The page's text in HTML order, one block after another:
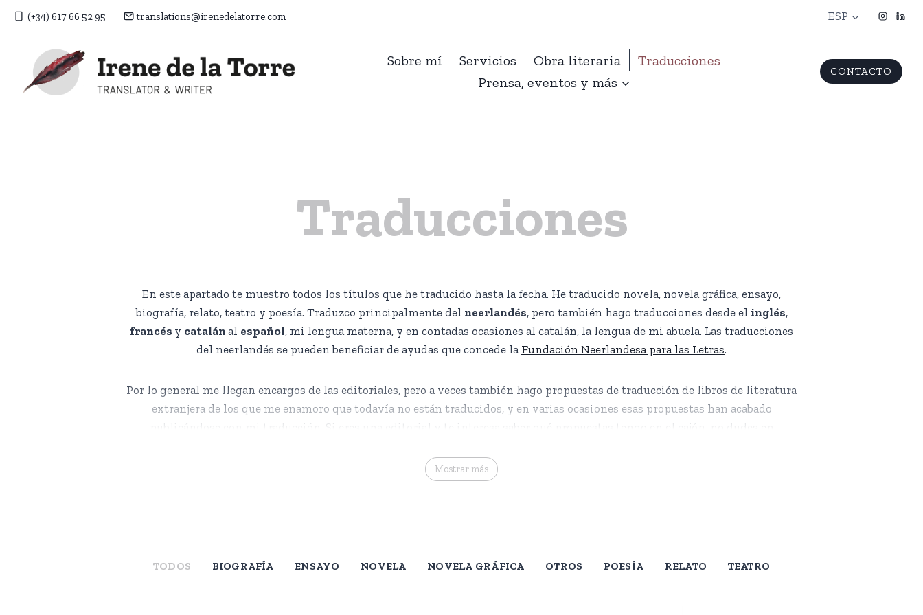
Saltar
(+34) 617 66 52 95 translations@irenedelatorre.com ESP
Sobre mí Servicios Obra literaria
Traducciones
Prensa, eventos y más
CONTACTO
Traducciones
En este apartado te muestro todos los títulos que he traducido hasta la fecha. He traducido novela, novela gráfica, ensayo,
biografía, relato, teatro y poesía. Traduzco principalmente del neerlandés, pero también hago traducciones desde el inglés,
francés y catalán al español, mi lengua materna, y en contadas ocasiones al catalán, la lengua de mi abuela. Las traducciones
del neerlandés se pueden beneficiar de ayudas que concede la Fundación Neerlandesa para las Letras.
Por lo general me llegan encargos de las editoriales, pero a veces también hago propuestas de traducción de libros de literatura extranjera de los
Por lo general me llegan encargos de las editoriales, pero a veces también hago propuestas de traducción de libros de literatura
extranjera de los que me enamoro que todavía no están traducidos, y en varias ocasiones esas propuestas han acabado
publicándose con mi traducción. Si eres una editorial y te interesa saber qué propuestas tengo en el cajón, no dudes en
ritmo específico y el proceso de traducción requiere una empatía elevada hacia el otro (el escritor), así como un alto grado de
sensibilidad. Para mí, ese diálogo (interno) entre escritor y traductor es una experiencia inigualable, y esa sensibilidad es lo que
Mostrar más
TODOS BIOGRAFÍA ENSAYO NOVELA NOVELA GRÁFICA OTROS POESÍA RELATO TEATRO
El diario de Anne Frank Una cuestión de apariencias